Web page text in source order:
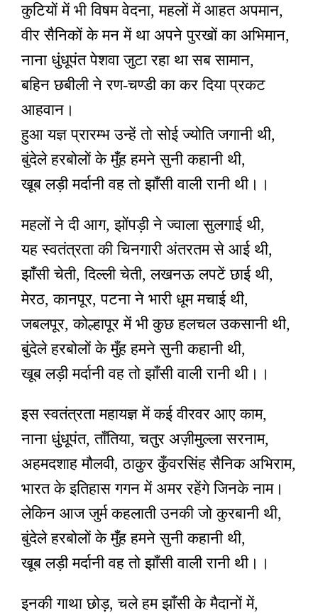
कुटियों में भी विषम वेदना, महलों में आहत अपमान,
वीर सैनिकों के मन में था अपने पुरखों का अभिमान,
नाना धुंधूपंत पेशवा जुटा रहा था सब सामान,
बहिन छबीली ने रण-चण्डी का कर दिया प्रकट
आहवान।
हुआ यज्ञ प्रारम्भ उन्हें तो सोई ज्योति जगानी थी,
बुंदेले हरबोलों के मुँह हमने सुनी कहानी थी,
खूब लड़ी मर्दानी वह तो झाँसी वाली रानी थी।।
महलों ने दी आग, झोंपड़ी ने ज्वाला सुलगाई थी,
यह स्वतंत्रता की चिनगारी अंतरतम से आई थी,
झाँसी चेती, दिल्ली चेती, लखनऊ लपटें छाई थी,
मेरठ, कानपूर, पटना ने भारी धूम मचाई थी,
जबलपूर, कोल्हापूर में भी कुछ हलचल उकसानी थी,
बुंदेले हरबोलों के मुँह हमने सुनी कहानी थी,
खूब लड़ी मर्दानी वह तो झाँसी वाली रानी थी।।
इस स्वतंत्रता महायज्ञ में कई वीरवर आए काम,
नाना धुंधूपंत, ताँतिया, चतुर अज़ीमुल्ला सरनाम,
अहमदशाह मौलवी, ठाकुर कुँवरसिंह सैनिक अभिराम,
भारत के इतिहास गगन में अमर रहेंगे जिनके नाम।
लेकिन आज जुर्म कहलाती उनकी जो कुरबानी थी,
बुंदेले हरबोलों के मुँह हमने सुनी कहानी थी,
खूब लड़ी मर्दानी वह तो झाँसी वाली रानी थी।।
इनकी गाथा छोड़, चले हम झाँसी के मैदानों में,